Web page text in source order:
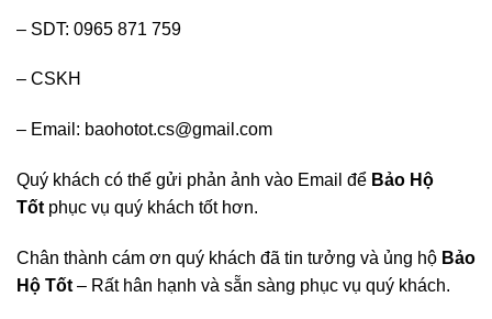
– SDT: 0965 871 759
– CSKH
– Email: baohotot.cs@gmail.com
Quý khách có thể gửi phản ảnh vào Email để Bảo Hộ
Tốt phục vụ quý khách tốt hơn.
Chân thành cám ơn quý khách đã tin tưởng và ủng hộ Bảo
Hộ Tốt – Rất hân hạnh và sẵn sàng phục vụ quý khách.